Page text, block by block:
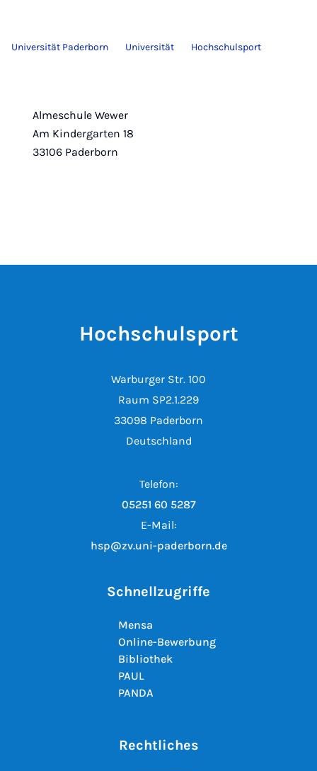
Universität Paderborn Universität Hochschulsport
Almeschule Wewer
Am Kindergarten 18
33106 Paderborn
Hochschulsport
Warburger Str. 100
Raum SP2.1.229
33098 Paderborn
Deutschland
Telefon:
05251 60 5287
E-Mail:
hsp@zv.uni-paderborn.de
Schnellzugriffe
Mensa
Online-Bewerbung
Bibliothek
PAUL
PANDA
Rechtliches